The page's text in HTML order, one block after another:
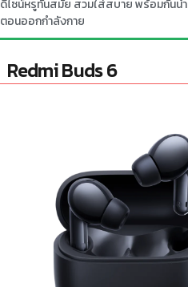
ดีไซน์หรูทันสมัย สวมใส่สบาย พร้อมกันน้ำ
ตอนออกกำลังกาย
Redmi Buds 6